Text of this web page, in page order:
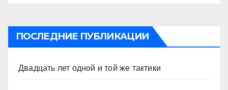
ПОСЛЕДНИЕ ПУБЛИКАЦИИ
Двадцать лет одной и той же тактики